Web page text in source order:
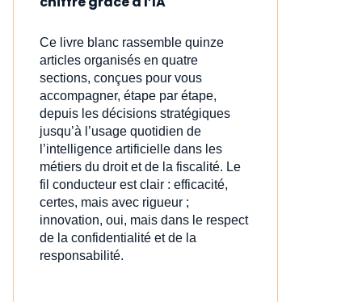
Ce livre blanc rassemble quinze
articles organisés en quatre
sections, conçues pour vous
accompagner, étape par étape,
depuis les décisions stratégiques
jusqu’à l’usage quotidien de
l’intelligence artificielle dans les
métiers du droit et de la fiscalité. Le
fil conducteur est clair : efficacité,
certes, mais avec rigueur ;
innovation, oui, mais dans le respect
de la confidentialité et de la
responsabilité.